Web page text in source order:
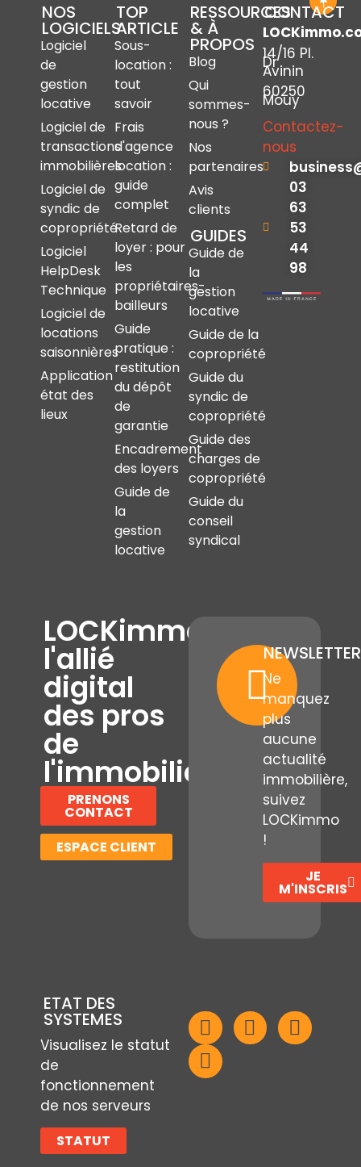
NOS
LOGICIELS
Logiciel
de
gestion
locative
Logiciel de
transactions
immobilières
Logiciel de
syndic de
copropriété
Logiciel
HelpDesk
Technique
Logiciel de
locations
saisonnières
Application
état des
lieux
TOP
ARTICLE
Sous-
location :
tout
savoir
Frais
d'agence
location :
guide
complet
Retard de
loyer : pour
les
propriétaires-
bailleurs
Guide
pratique :
restitution
du dépôt
de
garantie
Encadrement
des loyers
Guide de
la
gestion
locative
RESSOURCES
& À
PROPOS
Blog
Qui
sommes-
nous ?
Nos
partenaires
Avis
clients
GUIDES
Guide de
la
gestion
locative
Guide de la
copropriété
Guide du
syndic de
copropriété
Guide des
charges de
copropriété
Guide du
conseil
syndical
CONTACT
14/16 Pl.
Dr
Avinin
60250
Mouy
Contactez-
nous
03
63
53
44
98
LOCKimmo,
l'allié
digital
des pros
de
l'immobilier
PRENONS
CONTACT
ESPACE CLIENT
NEWSLETTER
Ne
manquez
plus
aucune
actualité
immobilière,
suivez
LOCKimmo
!
JE
M'INSCRIS
ETAT DES
SYSTEMES
Visualisez le statut
de
fonctionnement
de nos serveurs
STATUT